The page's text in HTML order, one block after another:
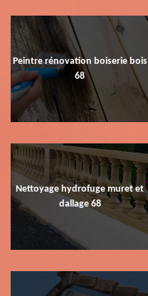
Peintre rénovation boiserie bois
68
Nettoyage hydrofuge muret et
dallage 68